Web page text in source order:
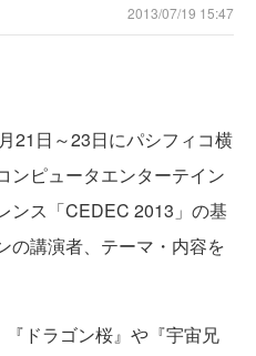
2013/07/19 15:47
21日～23日にパシフィコ横
ンピュータエンターテイン
ンス「CEDEC 2013」の基
の講演者、テーマ・内容を
ドラゴン桜』や『宇宙兄